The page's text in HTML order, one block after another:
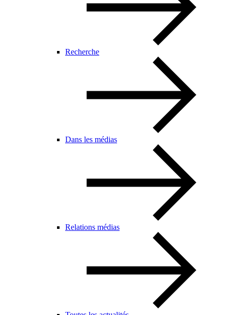
Recherche
Dans les médias
Relations médias